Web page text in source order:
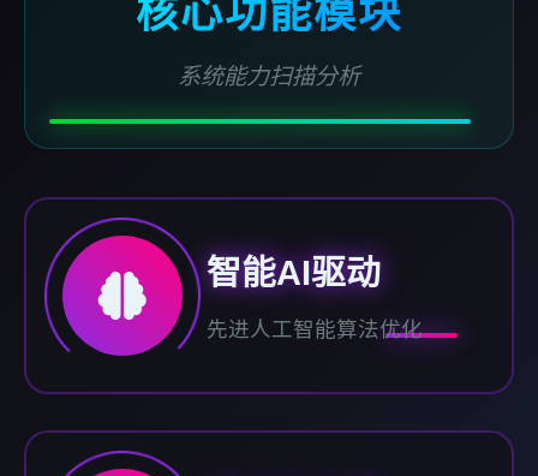
核心功能模块
系统能力扫描分析
智能AI驱动
先进人工智能算法优化